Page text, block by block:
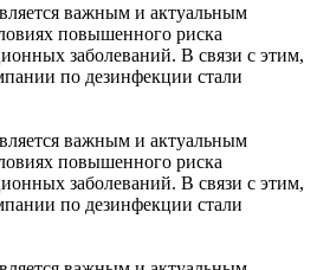
важным и актуальным
повышенного риска
заболеваний. В связи с этим,
по дезинфекции стали
важным и актуальным
повышенного риска
заболеваний. В связи с этим,
по дезинфекции стали